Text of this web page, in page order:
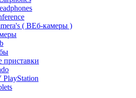
( ВЕб-камеры )
приставки
PlayStation